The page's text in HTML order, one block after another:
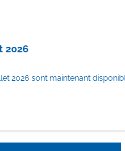
2026
2026 sont maintenant